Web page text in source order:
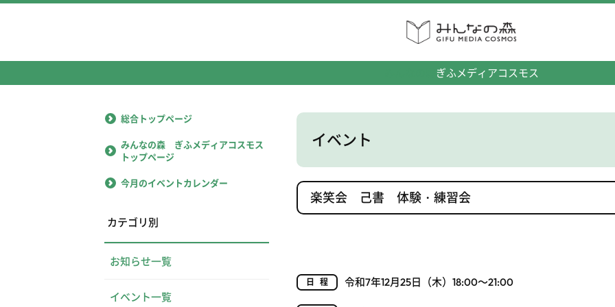
ぎふメディアコスモス
イベント
楽笑会 己書 体験・練習会
日程 令和7年12月25日（木）18:00～21:00
総合トップページ
みんなの森 ぎふメディアコスモス
トップページ
今月のイベントカレンダー
カテゴリ別
お知らせ一覧
イベント一覧